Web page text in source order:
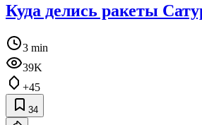
Куда делись ракеты
3 min
39K
+45
34